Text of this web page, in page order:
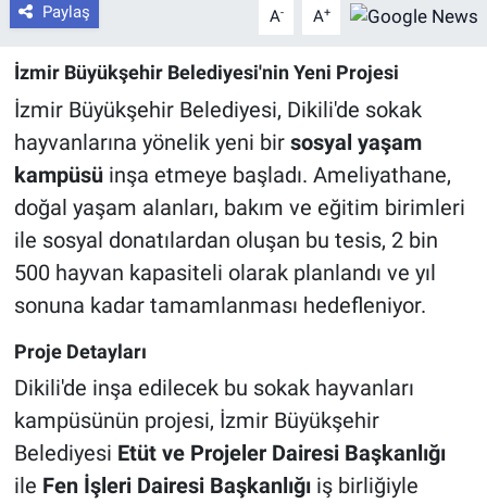
Paylaş A- A+
İzmir Büyükşehir Belediyesi'nin Yeni Projesi
İzmir Büyükşehir Belediyesi, Dikili'de sokak
hayvanlarına yönelik yeni bir sosyal yaşam
kampüsüinşa etmeye başladı. Ameliyathane,
doğal yaşam alanları, bakım ve eğitim birimleri
ile sosyal donatılardan oluşan bu tesis, 2 bin
500 hayvan kapasiteli olarak planlandı ve yıl
sonuna kadar tamamlanması hedefleniyor.
Proje Detayları
Dikili'de inşa edilecek bu sokak hayvanları
kampüsünün projesi, İzmir Büyükşehir
Belediyesi Etüt ve Projeler Dairesi Başkanlığı
ile Fen İşleri Dairesi Başkanlığıiş birliğiyle